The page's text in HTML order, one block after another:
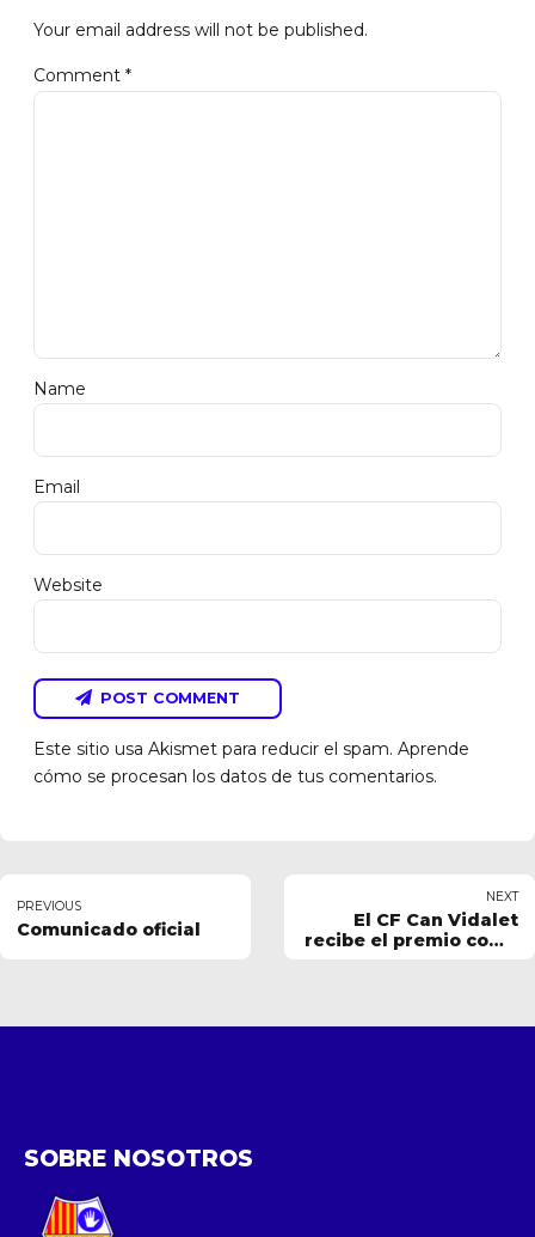
Your email address will not be published.
Comment *
Name
Email
Website
POST COMMENT
Este sitio usa Akismet para reducir el spam. Aprende
cómo se procesan los datos de tus comentarios.
PREVIOUS
Comunicado oficial
NEXT
El CF Can Vidalet
recibe el premio como
Primera Catalana
SOBRE NOSOTROS